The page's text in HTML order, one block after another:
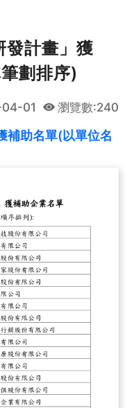
發計畫」獲
劃排序)
01
瀏覽數:240
補助名單(以單位名